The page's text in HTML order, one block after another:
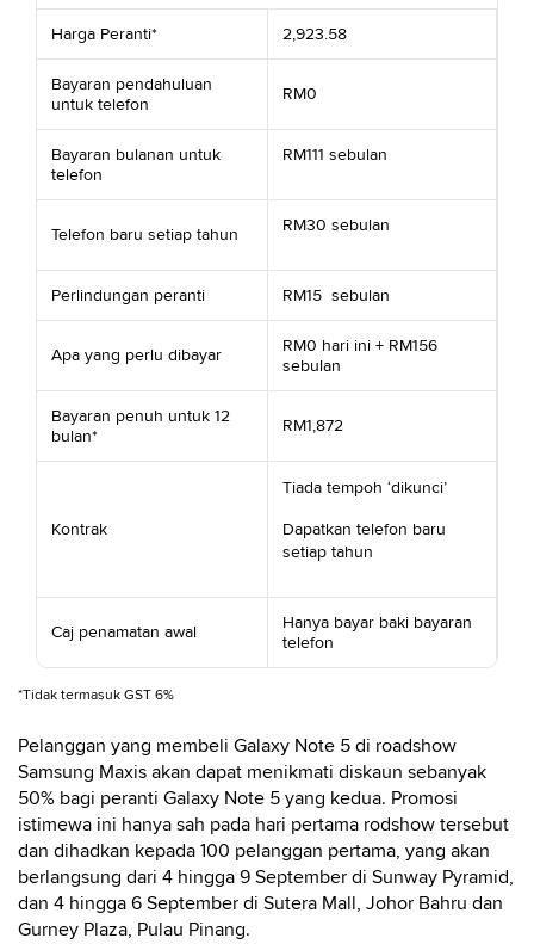
Harga Peranti* 2,923.58
Bayaran pendahuluan
untuk telefon
RM0
Bayaran bulanan untuk
telefon
RM111 sebulan
Telefon baru setiap tahun RM30 sebulan
Perlindungan peranti RM15 sebulan
Apa yang perlu dibayar
RM0 hari ini + RM156
sebulan
Bayaran penuh untuk 12
bulan*
RM1,872
Kontrak
Tiada tempoh ‘dikunci’
Dapatkan telefon baru
setiap tahun
Caj penamatan awal
Hanya bayar baki bayaran
telefon
*Tidak termasuk GST 6%
Pelanggan yang membeli Galaxy Note 5 di roadshow
Samsung Maxis akan dapat menikmati diskaun sebanyak
50% bagi peranti Galaxy Note 5 yang kedua. Promosi
istimewa ini hanya sah pada hari pertama rodshow tersebut
dan dihadkan kepada 100 pelanggan pertama, yang akan
berlangsung dari 4 hingga 9 September di Sunway Pyramid,
dan 4 hingga 6 September di Sutera Mall, Johor Bahru dan
Gurney Plaza, Pulau Pinang.